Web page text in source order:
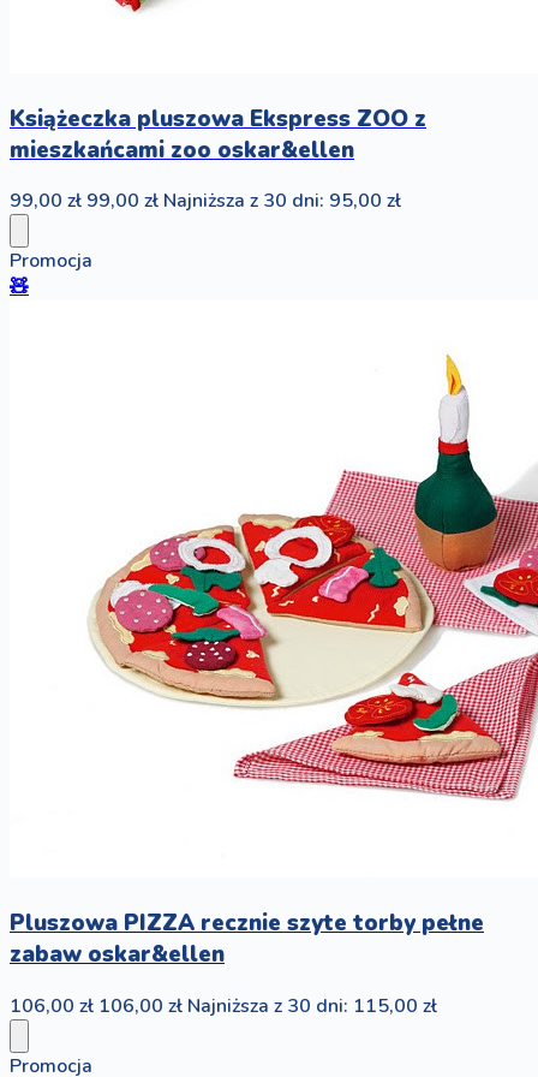
Książeczka pluszowa Ekspress ZOO z
mieszkańcami zoo oskar&ellen
99,00 zł 99,00 zł Najniższa z 30 dni: 95,00 zł
Promocja
🧸
Pluszowa PIZZA recznie szyte torby pełne
zabaw oskar&ellen
106,00 zł 106,00 zł Najniższa z 30 dni: 115,00 zł
Promocja